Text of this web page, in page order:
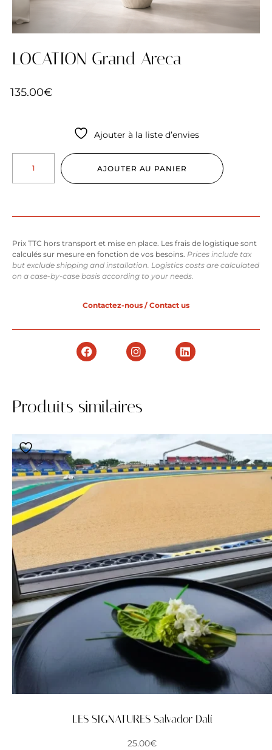
LOCATION Grand Areca
135.00€
Ajouter à la liste d’envies
AJOUTER AU PANIER
Prix TTC hors transport et mise en place. Les frais de logistique sont
calculés sur mesure en fonction de vos besoins. Prices include tax
but exclude shipping and installation. Logistics costs are calculated
on a case-by-case basis according to your needs.
Contactez-nous / Contact us
Produits similaires
LES SIGNATURES Salvador Dalí
25.00€